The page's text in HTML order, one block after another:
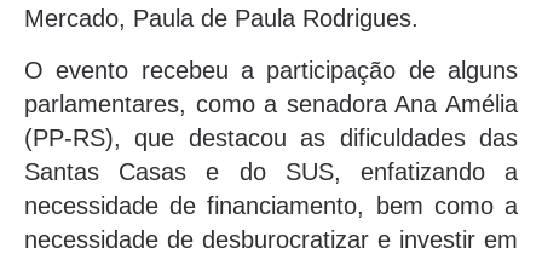
Mercado, Paula de Paula Rodrigues.
O evento recebeu a participação de alguns
parlamentares, como a senadora Ana Amélia
(PP-RS), que destacou as dificuldades das
Santas Casas e do SUS, enfatizando a
necessidade de financiamento, bem como a
necessidade de desburocratizar e investir em